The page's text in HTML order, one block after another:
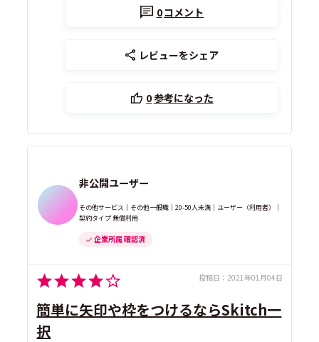
0コメント
レビューをシェア
0参考になった
非公開ユーザー
その他サービス｜その他一般職｜20-50人未満｜ユーザー（利用者）｜
契約タイプ 無償利用
企業所属 確認済
投稿日： 2021年01月04日
簡単に矢印や枠をつけるならSkitch一
択